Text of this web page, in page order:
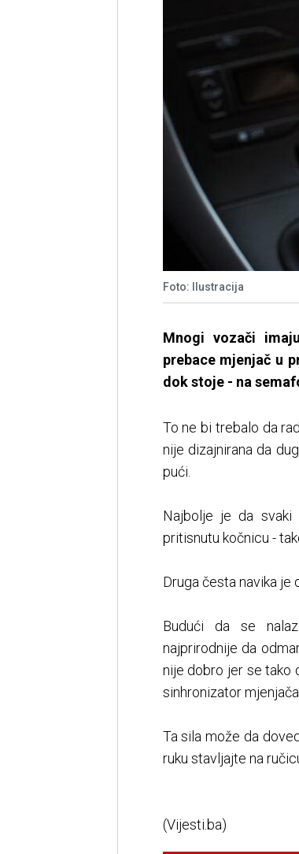
Foto: Ilustracija
Mnogi vozači
prebace mjenjač u
dok stoje - na
To ne bi trebalo da
nije dizajnirana da
pući.
Najbolje je da
pritisnutu kočnicu -
Druga česta navika je
Budući da se
najprirodnije da
nije dobro jer se tako
sinhronizator
Ta sila može da
ruku stavljajte na
(Vijesti.ba)